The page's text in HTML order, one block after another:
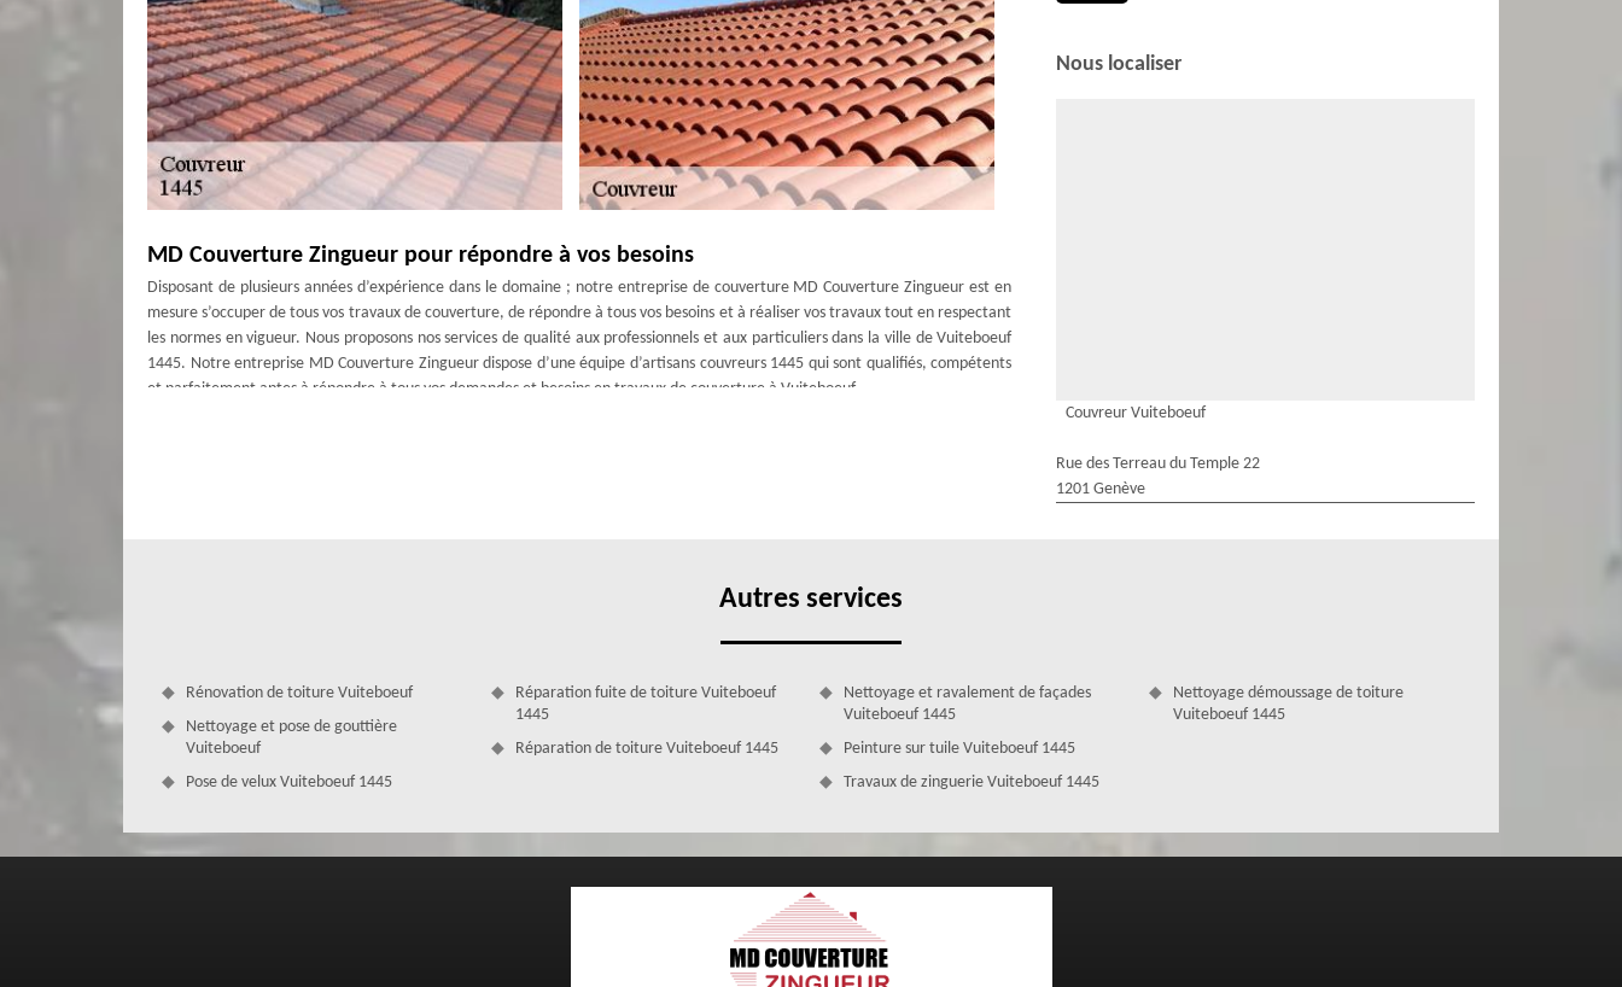
MD Couverture Zingueur pour répondre à vos besoins
Disposant de plusieurs années d’expérience dans le domaine ; notre entreprise de couverture MD Couverture Zingueur est en
mesure s’occuper de tous vos travaux de couverture, de répondre à tous vos besoins et à réaliser vos travaux tout en respectant
les normes en vigueur. Nous proposons nos services de qualité aux professionnels et aux particuliers dans la ville de Vuiteboeuf
1445. Notre entreprise MD Couverture Zingueur dispose d’une équipe d’artisans couvreurs 1445 qui sont qualifiés, compétents
et parfaitement aptes à répondre à tous vos demandes et besoins en travaux de couverture à Vuiteboeuf.
Nous localiser
Couvreur Vuiteboeuf
Rue des Terreau du Temple 22
1201 Genève
Autres services
Rénovation de toiture Vuiteboeuf
Nettoyage et pose de gouttière
Vuiteboeuf
Pose de velux Vuiteboeuf 1445
Réparation fuite de toiture Vuiteboeuf
1445
Réparation de toiture Vuiteboeuf 1445
Nettoyage et ravalement de façades
Vuiteboeuf 1445
Peinture sur tuile Vuiteboeuf 1445
Travaux de zinguerie Vuiteboeuf 1445
Nettoyage démoussage de toiture
Vuiteboeuf 1445